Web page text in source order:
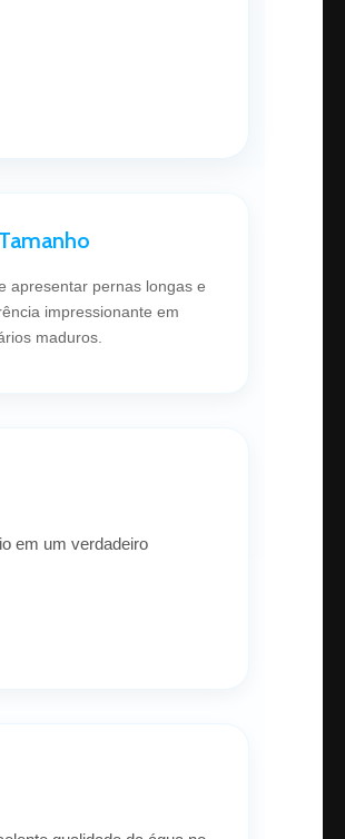
apresentar pernas longas e
impressionante em
maduros.
em um verdadeiro